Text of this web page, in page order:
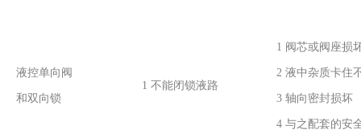
液控单向阀
和双向锁
1 不能闭锁液路
1 阀芯或阀座损
2 液中杂质卡住
3 轴向密封损坏
4 与之配套的安